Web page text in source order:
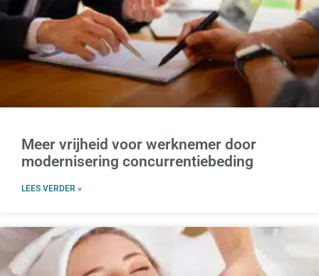
Meer vrijheid voor werknemer door
modernisering concurrentiebeding
LEES VERDER »